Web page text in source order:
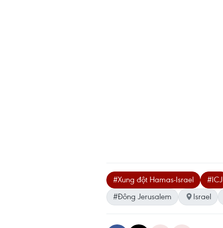
#Xung đột Hamas-Israel #ICJ
#Đông Jerusalem
Israel